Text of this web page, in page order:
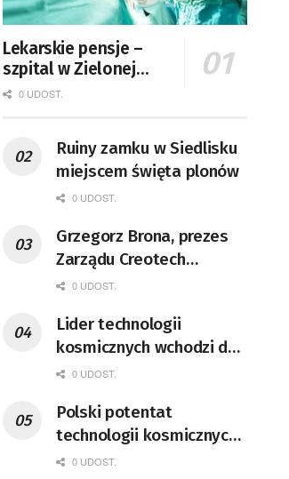
Lekarskie pensje –
szpital w Zielonej
Górze podaje dane
0 UDOST.
Ruiny zamku w Siedlisku
miejscem święta plonów
0 UDOST.
Grzegorz Brona, prezes
Zarządu Creotech
Instruments S.A. Fizyk,
pracownik CERN w
Genewie, przedsiębiorca i
nauczyciel akademicki,
fizycznych, koordynator
Rady Sektorowej ds.
Kompetencji Przemysłu
0 UDOST.
Lider technologii
kosmicznych wchodzi do
Lubuskiego
0 UDOST.
Polski potentat
technologii kosmicznych
wprowadzi się do Zielonej
0 UDOST.